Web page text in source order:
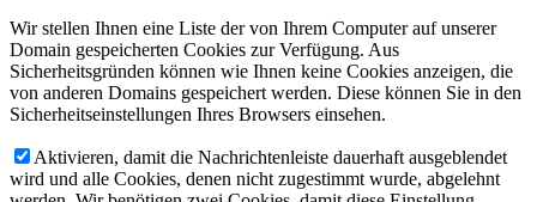
Wir stellen Ihnen eine Liste der von Ihrem Computer auf unserer
Domain gespeicherten Cookies zur Verfügung. Aus
Sicherheitsgründen können wie Ihnen keine Cookies anzeigen, die
von anderen Domains gespeichert werden. Diese können Sie in den
Sicherheitseinstellungen Ihres Browsers einsehen.
Aktivieren, damit die Nachrichtenleiste dauerhaft ausgeblendet
wird und alle Cookies, denen nicht zugestimmt wurde, abgelehnt